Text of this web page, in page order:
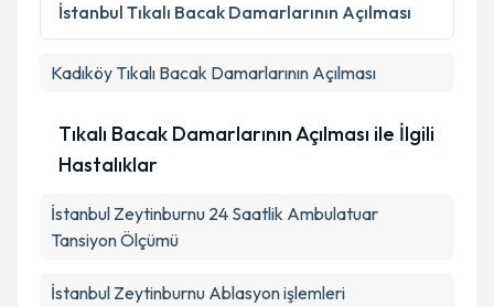
İstanbul Tıkalı Bacak Damarlarının Açılması
Kadıköy Tıkalı Bacak Damarlarının Açılması
Tıkalı Bacak Damarlarının Açılması ile İlgili
Hastalıklar
İstanbul Zeytinburnu 24 Saatlik Ambulatuar
Tansiyon Ölçümü
İstanbul Zeytinburnu Ablasyon işlemleri